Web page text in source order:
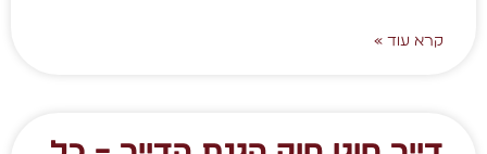
קרא עוד »